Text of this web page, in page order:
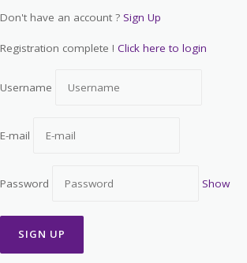
Don't have an account ? Sign Up
Registration complete ! Click here to login
Username
E-mail
Password Show